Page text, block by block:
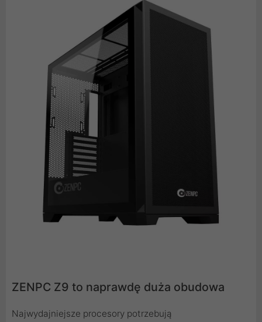
ZENPC Z9 to naprawdę duża obudowa
Najwydajniejsze procesory potrzebują